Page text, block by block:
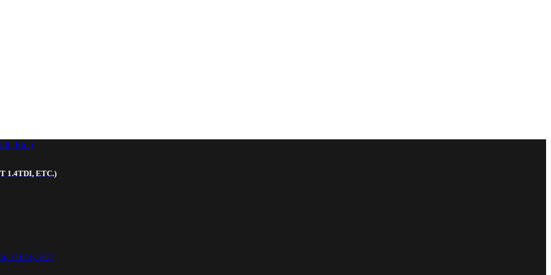
1.4TDI, ETC.)